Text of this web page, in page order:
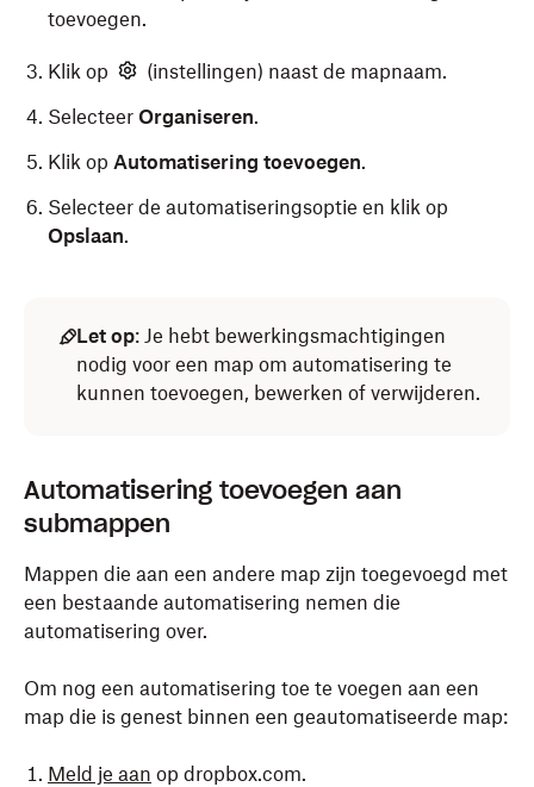
toevoegen.
Klik op
(instellingen) naast de mapnaam.
Selecteer Organiseren.
Klik op Automatisering toevoegen.
Selecteer de automatiseringsoptie en klik op
Opslaan.
Let op: Je hebt bewerkingsmachtigingen
nodig voor een map om automatisering te
kunnen toevoegen, bewerken of verwijderen.
Automatisering toevoegen aan
submappen
Mappen die aan een andere map zijn toegevoegd met
een bestaande automatisering nemen die
automatisering over.
Om nog een automatisering toe te voegen aan een
map die is genest binnen een geautomatiseerde map:
Meld je aan op dropbox.com.